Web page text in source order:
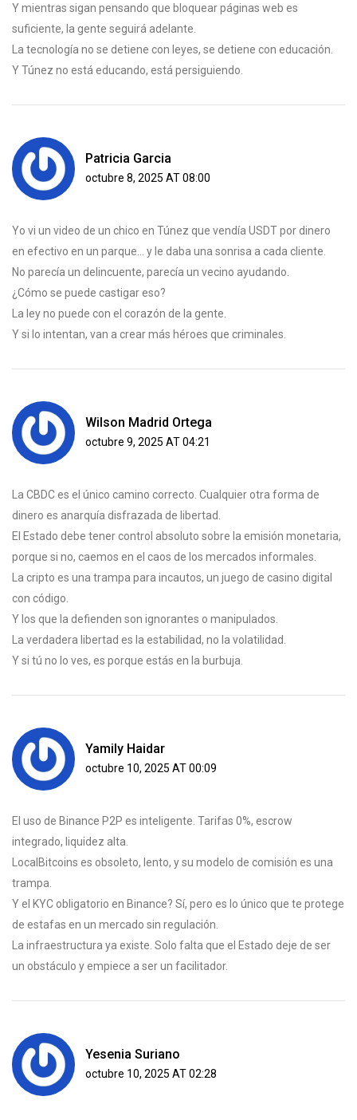
Y mientras sigan pensando que bloquear páginas web es
suficiente, la gente seguirá adelante.
La tecnología no se detiene con leyes, se detiene con educación.
Y Túnez no está educando, está persiguiendo.
Patricia Garcia
octubre 8, 2025 AT 08:00
Yo vi un video de un chico en Túnez que vendía USDT por dinero
en efectivo en un parque... y le daba una sonrisa a cada cliente.
No parecía un delincuente, parecía un vecino ayudando.
¿Cómo se puede castigar eso?
La ley no puede con el corazón de la gente.
Y si lo intentan, van a crear más héroes que criminales.
Wilson Madrid Ortega
octubre 9, 2025 AT 04:21
La CBDC es el único camino correcto. Cualquier otra forma de
dinero es anarquía disfrazada de libertad.
El Estado debe tener control absoluto sobre la emisión monetaria,
porque si no, caemos en el caos de los mercados informales.
La cripto es una trampa para incautos, un juego de casino digital
con código.
Y los que la defienden son ignorantes o manipulados.
La verdadera libertad es la estabilidad, no la volatilidad.
Y si tú no lo ves, es porque estás en la burbuja.
Yamily Haidar
octubre 10, 2025 AT 00:09
El uso de Binance P2P es inteligente. Tarifas 0%, escrow
integrado, liquidez alta.
LocalBitcoins es obsoleto, lento, y su modelo de comisión es una
trampa.
Y el KYC obligatorio en Binance? Sí, pero es lo único que te protege
de estafas en un mercado sin regulación.
La infraestructura ya existe. Solo falta que el Estado deje de ser
un obstáculo y empiece a ser un facilitador.
Yesenia Suriano
octubre 10, 2025 AT 02:28